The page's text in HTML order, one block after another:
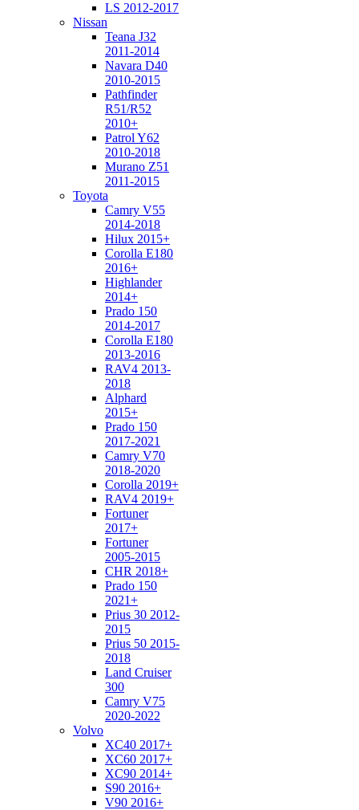
LS 2012-2017
Nissan
Teana J32
2011-2014
Navara D40
2010-2015
Pathfinder
R51/R52
2010+
Patrol Y62
2010-2018
Murano Z51
2011-2015
Toyota
Camry V55
2014-2018
Hilux 2015+
Corolla E180
2016+
Highlander
2014+
Prado 150
2014-2017
Corolla E180
2013-2016
RAV4 2013-
2018
Alphard
2015+
Prado 150
2017-2021
Camry V70
2018-2020
Corolla 2019+
RAV4 2019+
Fortuner
2017+
Fortuner
2005-2015
CHR 2018+
Prado 150
2021+
Prius 30 2012-
2015
Prius 50 2015-
2018
Land Cruiser
300
Camry V75
2020-2022
Volvo
XC40 2017+
XC60 2017+
XC90 2014+
S90 2016+
V90 2016+